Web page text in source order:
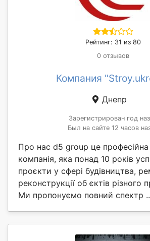
Рейтинг: 31 из 80
0 отзывов
Компания
Днепр
Зарегистрирован год
Был на сайте 12 часов
Про нас d5 group це професійна
компанія, яка понад 10 років
проєкти у сфері будівництва,
реконструкції об єктів різного
Ми пропонуємо повний спектр